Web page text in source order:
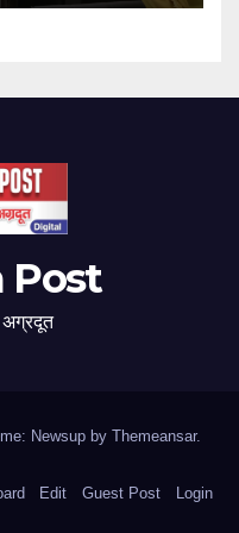
Post
अग्रदूत
Newsup by Themeansar.
Edit Guest Post Login